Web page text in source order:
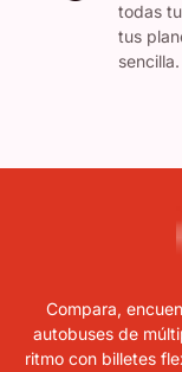
todas
tus
sencilla.
Compara,
autobuses de
ritmo con billetes